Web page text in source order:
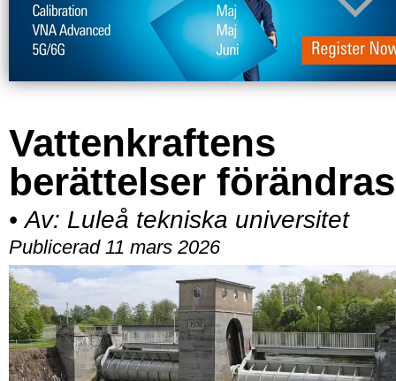
Vattenkraftens
berättelser förändras
• Av: Luleå tekniska universitet
Publicerad 11 mars 2026